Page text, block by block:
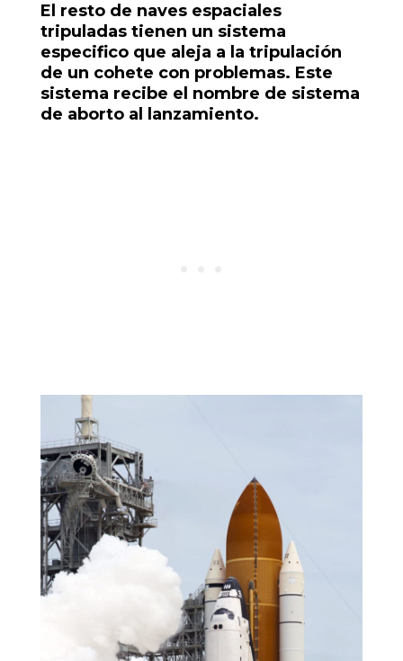
El resto de naves espaciales
tripuladas tienen un sistema
especifico que aleja a la tripulación
de un cohete con problemas. Este
sistema recibe el nombre de sistema
de aborto al lanzamiento.